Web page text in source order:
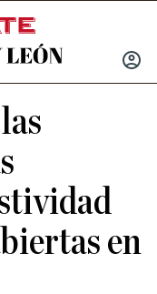
INICIAR
en